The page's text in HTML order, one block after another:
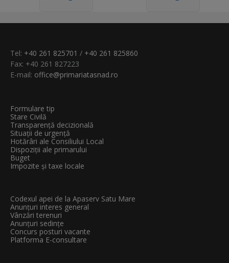
Tel: +40 261 825701 / +40 261 825860
Fax: +40 261 827223
E-mail: office@primariatasnad.ro
Formulare tip
Stare Civilă
Transparenţă decizională
Situații de urgență
Hotărâri ale Consiliului Local
Dispoziții ale primarului
Buget
Impozite și taxe locale
Codexul apei de la Apaserv Satu Mare
Anunțuri interes general
Vânzări terenuri
Anunțuri sedințe
Concurs posturi vacante
Platforma E-consultare